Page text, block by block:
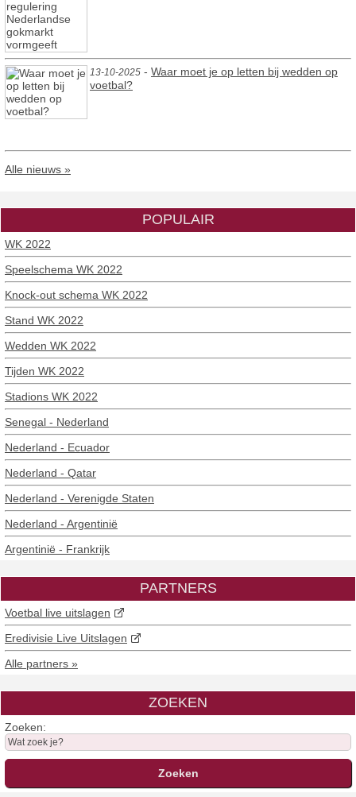
13-10-2025 - Waar moet je op letten bij wedden op
voetbal?
Alle nieuws »
POPULAIR
WK 2022
Speelschema WK 2022
Knock-out schema WK 2022
Stand WK 2022
Wedden WK 2022
Tijden WK 2022
Stadions WK 2022
Senegal - Nederland
Nederland - Ecuador
Nederland - Qatar
Nederland - Verenigde Staten
Nederland - Argentinië
Argentinië - Frankrijk
PARTNERS
Voetbal live uitslagen
Eredivisie Live Uitslagen
Alle partners »
ZOEKEN
Zoeken: